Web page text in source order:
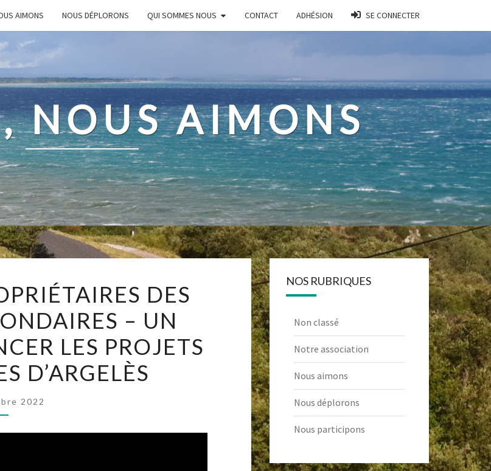
AIMONS NOUS DÉPLORONS QUI SOMMES NOUS CONTACT ADHÉSION SE CONNECTER
NOUS AIMONS
DES
– UN
LES PROJETS
D’ARGELÈS
2022
NOS RUBRIQUES
Non classé
Notre association
Nous aimons
Nous déplorons
Nous participons